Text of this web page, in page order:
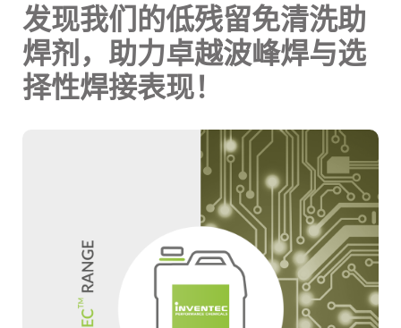
发现我们的低残留免清洗助
焊剂，助力卓越波峰焊与选
择性焊接表现！